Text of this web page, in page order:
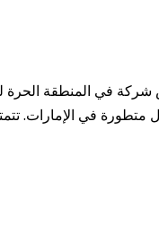
في المنطقة الحرة
متطورة في الإمارات.